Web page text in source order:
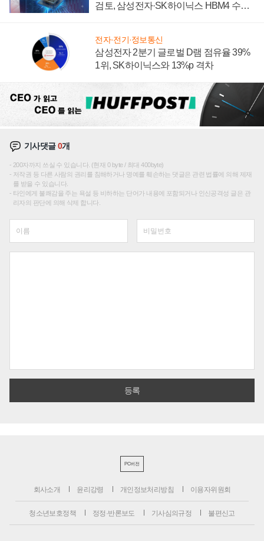
검토, 삼성전자·SK하이닉스 HBM4 수율
전자·전기·정보통신
삼성전자 2분기 글로벌 D램 점유율 39%
1위, SK하이닉스와 13%p 격차
기사댓글0개
200자까지 쓰실 수 있습니다. (현재 0 byte / 최대 400byte)
저작권 등 다른 사람의 권리를 침해하거나 명예를 훼손하는 댓글은 관련 법률에 의해 제재
를 받을 수 있습니다.
타인에게 불쾌감을 주는 욕설 등 비하하는 단어가 내용에 포함되거나 인신공격성 글은 관
리자의 판단에 의해 삭제 합니다.
PC버전
회사소개 윤리강령 개인정보처리방침 이용자위원회
청소년보호정책 정정·반론보도 기사심의규정 불편신고